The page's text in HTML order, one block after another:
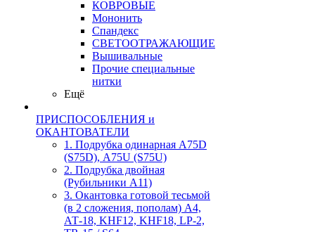
КОВРОВЫЕ
Мононить
Спандекс
СВЕТООТРАЖАЮЩИЕ
Вышивальные
Прочие специальные
нитки
Ещё
ПРИСПОСОБЛЕНИЯ и
ОКАНТОВАТЕЛИ
1. Подрубка одинарная А75D
(S75D), А75U (S75U)
2. Подрубка двойная
(Рубильники А11)
3. Окантовка готовой тесьмой
(в 2 сложения, пополам) А4,
АТ-18, KHF12, KHF18, LP-2,